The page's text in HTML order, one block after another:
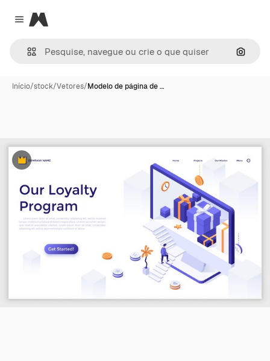
Close menu
Magnific
Início/stock/Vetores/Modelo de página de …
Premium